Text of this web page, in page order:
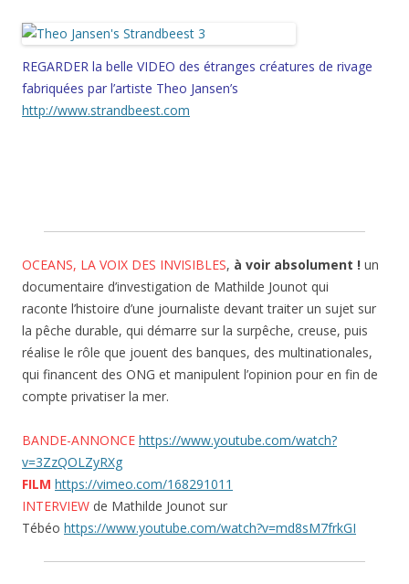
REGARDER la belle VIDEO des étranges créatures de rivage
fabriquées par l’artiste Theo Jansen’s
http://www.strandbeest.com
OCEANS, LA VOIX DES INVISIBLES, à voir absolument ! un
documentaire d’investigation de Mathilde Jounot qui
raconte l’histoire d’une journaliste devant traiter un sujet sur
la pêche durable, qui démarre sur la surpêche, creuse, puis
réalise le rôle que jouent des banques, des multinationales,
qui financent des ONG et manipulent l’opinion pour en fin de
compte privatiser la mer.
BANDE-ANNONCE https://www.youtube.com/watch?
v=3ZzQOLZyRXg
FILM https://vimeo.com/168291011
INTERVIEW de Mathilde Jounot sur
Tébéo https://www.youtube.com/watch?v=md8sM7frkGI